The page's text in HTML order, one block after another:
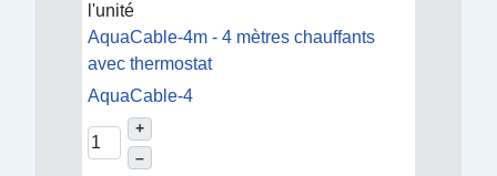
l'unité
AquaCable-4m - 4 mètres chauffants
avec thermostat
AquaCable-4
+
–